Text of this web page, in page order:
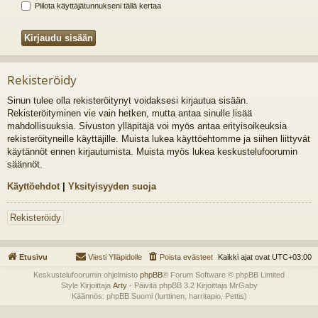
Piilota käyttäjätunnukseni tällä kertaa
Rekisteröidy
Sinun tulee olla rekisteröitynyt voidaksesi kirjautua sisään.
Rekisteröityminen vie vain hetken, mutta antaa sinulle lisää
mahdollisuuksia. Sivuston ylläpitäjä voi myös antaa erityisoikeuksia
rekisteröityneille käyttäjille. Muista lukea käyttöehtomme ja siihen liittyvät
käytännöt ennen kirjautumista. Muista myös lukea keskustelufoorumin
säännöt.
Käyttöehdot | Yksityisyyden suoja
Rekisteröidy
Etusivu Kaikki ajat ovat UTC+03:00
Poista evästeet
Viesti Ylläpidolle
Keskustelufoorumin ohjelmisto phpBB® Forum Software © phpBB Limited
Style Kirjoittaja Arty- Päivitä phpBB 3.2 Kirjoittaja MrGaby
Käännös: phpBB Suomi (lurttinen, harritapio, Pettis)